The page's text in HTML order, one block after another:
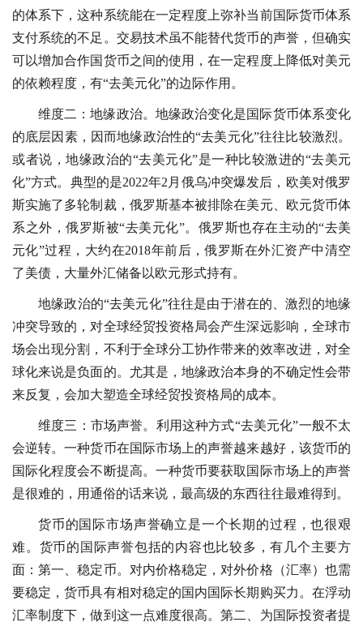
的体系下，这种系统能在一定程度上弥补当前国际货币体系
支付系统的不足。交易技术虽不能替代货币的声誉，但确实
可以增加合作国货币之间的使用，在一定程度上降低对美元
的依赖程度，有“去美元化”的边际作用。
维度二：地缘政治。地缘政治变化是国际货币体系变化
的底层因素，因而地缘政治性的“去美元化”往往比较激烈。
或者说，地缘政治的“去美元化”是一种比较激进的“去美元
化”方式。典型的是2022年2月俄乌冲突爆发后，欧美对俄罗
斯实施了多轮制裁，俄罗斯基本被排除在美元、欧元货币体
系之外，俄罗斯被“去美元化”。俄罗斯也存在主动的“去美
元化”过程，大约在2018年前后，俄罗斯在外汇资产中清空
了美债，大量外汇储备以欧元形式持有。
地缘政治的“去美元化”往往是由于潜在的、激烈的地缘
冲突导致的，对全球经贸投资格局会产生深远影响，全球市
场会出现分割，不利于全球分工协作带来的效率改进，对全
球化来说是负面的。尤其是，地缘政治本身的不确定性会带
来反复，会加大塑造全球经贸投资格局的成本。
维度三：市场声誉。利用这种方式“去美元化”一般不太
会逆转。一种货币在国际市场上的声誉越来越好，该货币的
国际化程度会不断提高。一种货币要获取国际市场上的声誉
是很难的，用通俗的话来说，最高级的东西往往最难得到。
货币的国际市场声誉确立是一个长期的过程，也很艰
难。货币的国际声誉包括的内容也比较多，有几个主要方
面：第一、稳定币。对内价格稳定，对外价格（汇率）也需
要稳定，货币具有相对稳定的国内国际长期购买力。在浮动
汇率制度下，做到这一点难度很高。第二、为国际投资者提